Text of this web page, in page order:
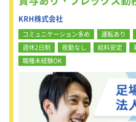
資材の積み込み、
・簡単なメンテナ
※2トントラック
す。(普通自動車
■職務特徴：
（1）既に長らく
顧客がメインです
な関係構築を経て
在価値を発揮でき
KRH株式会社
コミュニケーション多め 運転あり
週休2日制
夜勤なし 給料安定
職種未経験OK